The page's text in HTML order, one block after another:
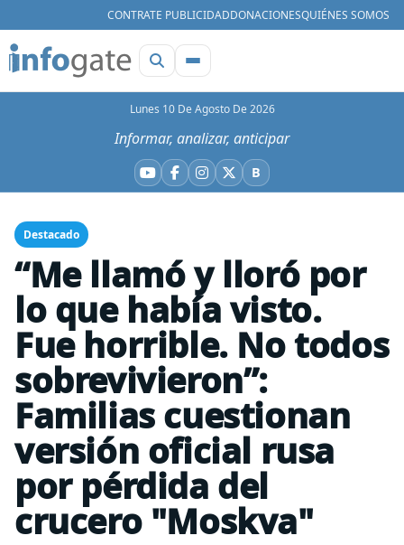
CONTRATE PUBLICIDADDONACIONESQUIÉNES SOMOS
Lunes 10 De Agosto De 2026
Informar, analizar, anticipar
YouTube
Facebook
Instagram
X BBluesky
Destacado
“Me llamó y lloró por
lo que había visto.
Fue horrible. No todos
sobrevivieron”:
Familias cuestionan
versión oficial rusa
por pérdida del
crucero "Moskva"